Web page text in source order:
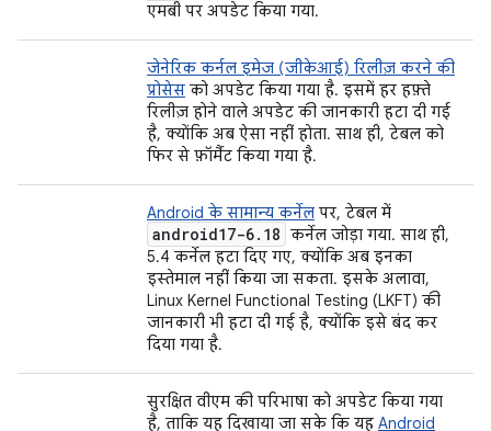
एमबी पर अपडेट किया गया.
जेनेरिक कर्नल इमेज (जीकेआई) रिलीज़ करने की
प्रोसेस को अपडेट किया गया है. इसमें हर हफ़्ते
रिलीज़ होने वाले अपडेट की जानकारी हटा दी गई
है, क्योंकि अब ऐसा नहीं होता. साथ ही, टेबल को
फिर से फ़ॉर्मैट किया गया है.
Android के सामान्य कर्नेल पर, टेबल में
android17-6. 18 कर्नेल जोड़ा गया. साथ ही,
5.4 कर्नेल हटा दिए गए, क्योंकि अब इनका
इस्तेमाल नहीं किया जा सकता. इसके अलावा,
Linux Kernel Functional Testing (LKFT) की
जानकारी भी हटा दी गई है, क्योंकि इसे बंद कर
दिया गया है.
सुरक्षित वीएम की परिभाषा को अपडेट किया गया
है, ताकि यह दिखाया जा सके कि यह Android